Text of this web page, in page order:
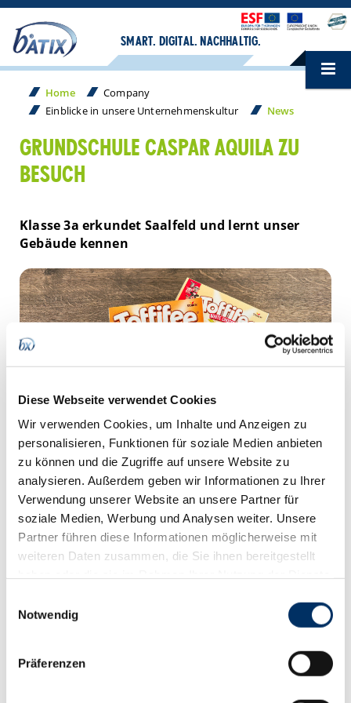
Diese Webseite verwendet Cookies
Wir verwenden Cookies, um Inhalte und Anzeigen zu
personalisieren, Funktionen für soziale Medien anbieten
zu können und die Zugriffe auf unsere Website zu
analysieren. Außerdem geben wir Informationen zu Ihrer
Verwendung unserer Website an unsere Partner für
soziale Medien, Werbung und Analysen weiter. Unsere
Partner führen diese Informationen möglicherweise mit
weiteren Daten zusammen, die Sie ihnen bereitgestellt
Notwendig
Präferenzen
SMART. DIGITAL. NACHHALTIG.
Home
Company
Einblicke in unsere Unternehmenskultur
News
GRUNDSCHULE CASPAR AQUILA ZU
BESUCH
Klasse 3a erkundet Saalfeld und lernt unser
Gebäude kennen
Ein besonderer Besuch hat uns am 2. April 2026
erreicht – die Klasse 3a der Grundschule Caspar
Aquila aus Saalfeld war zu Gast. Gemeinsam mit
ihrer Lehrerin Benita Otto hatten die Kinder eine
Gruppe zu uns eingeladen.
Augen groß – nicht nur wegen der Größe des
Gebäudes, sondern vor allem wegen der Aussicht.
Von unserem Dach aus gab es einen wunderbaren